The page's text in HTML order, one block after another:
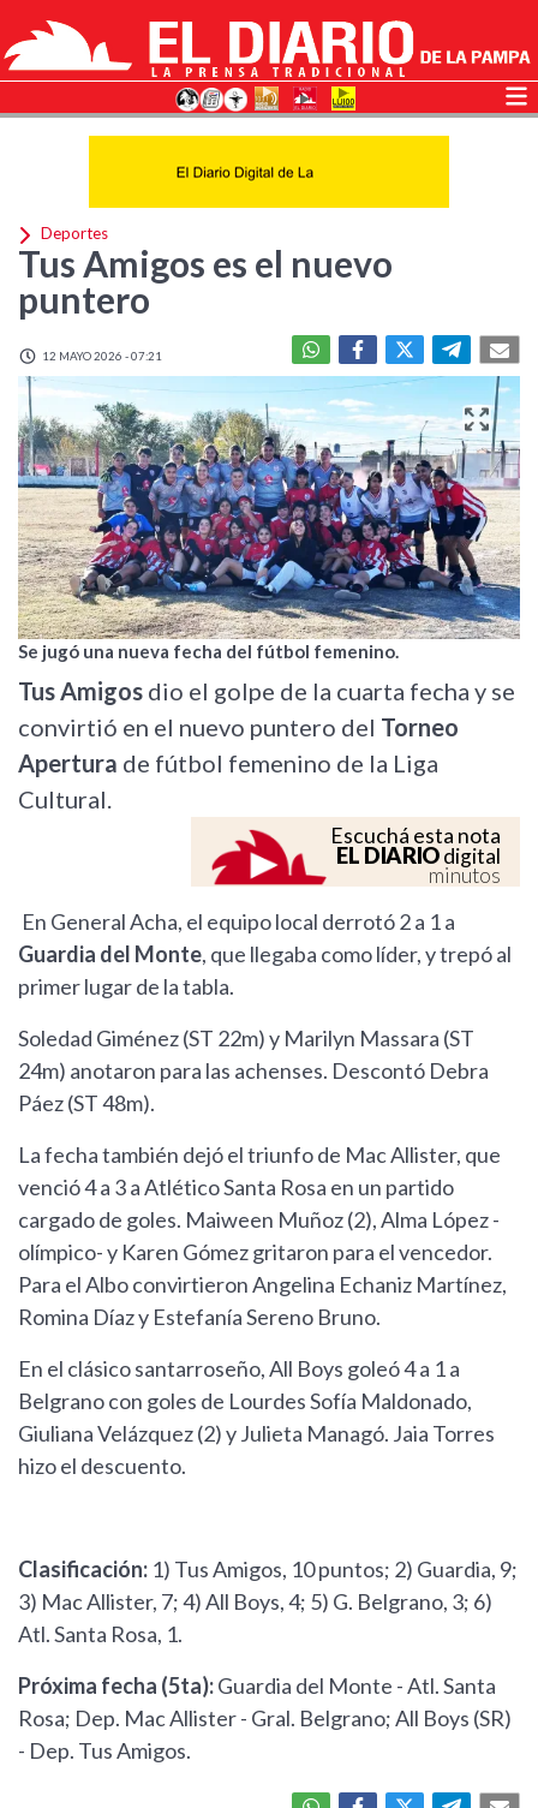
Deportes
Tus Amigos es el nuevo
puntero
12 MAYO 2026 - 07:21
Se jugó una nueva fecha del fútbol femenino.
Tus Amigos dio el golpe de la cuarta fecha y se
convirtió en el nuevo puntero del Torneo
Apertura de fútbol femenino de la Liga
Cultural.
Escuchá esta nota
EL DIARIOdigital
minutos
En General Acha, el equipo local derrotó 2 a 1 a
Guardia del Monte, que llegaba como líder, y trepó al
primer lugar de la tabla.
Soledad Giménez (ST 22m) y Marilyn Massara (ST
24m) anotaron para las achenses. Descontó Debra
Páez (ST 48m).
La fecha también dejó el triunfo de Mac Allister, que
venció 4 a 3 a Atlético Santa Rosa en un partido
cargado de goles. Maiween Muñoz (2), Alma López -
olímpico- y Karen Gómez gritaron para el vencedor.
Para el Albo convirtieron Angelina Echaniz Martínez,
Romina Díaz y Estefanía Sereno Bruno.
En el clásico santarroseño, All Boys goleó 4 a 1 a
Belgrano con goles de Lourdes Sofía Maldonado,
Giuliana Velázquez (2) y Julieta Managó. Jaia Torres
hizo el descuento.
Clasificación: 1) Tus Amigos, 10 puntos; 2) Guardia, 9;
3) Mac Allister, 7; 4) All Boys, 4; 5) G. Belgrano, 3; 6)
Atl. Santa Rosa, 1.
Próxima fecha (5ta):Guardia del Monte - Atl. Santa
Rosa; Dep. Mac Allister - Gral. Belgrano; All Boys (SR)
- Dep. Tus Amigos.